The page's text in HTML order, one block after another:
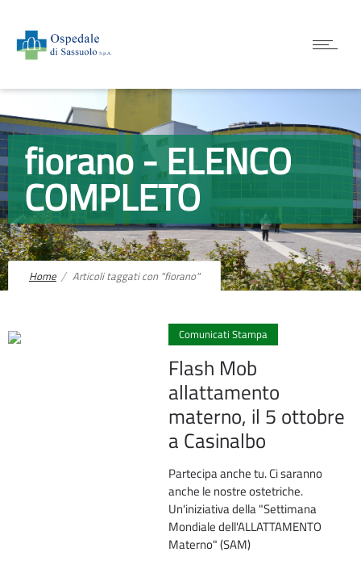
fiorano - ELENCO
COMPLETO
Home Articoli taggati con "fiorano"
Comunicati Stampa
Flash Mob
allattamento
materno, il 5 ottobre
a Casinalbo
Partecipa anche tu. Ci saranno
anche le nostre ostetriche.
Un'iniziativa della "Settimana
Mondiale dell'ALLATTAMENTO
Materno" (SAM)